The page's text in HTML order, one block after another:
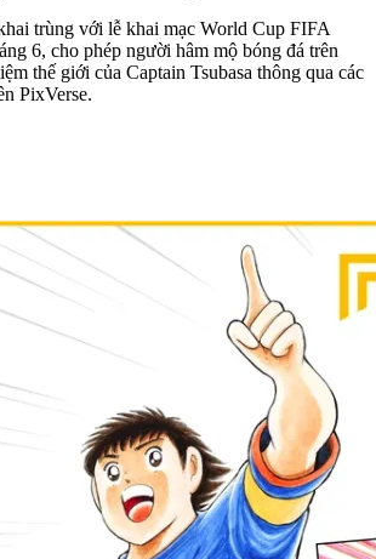
trùng với lễ khai mạc World Cup FIFA
6, cho phép người hâm mộ bóng đá trên
thế giới của Captain Tsubasa thông qua các
PixVerse.